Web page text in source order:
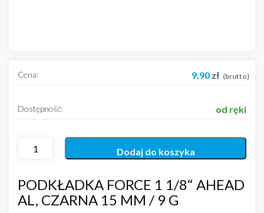
PODKŁADKA FORCE 1 1/8“ AHEAD
AL, CZARNA 15 MM / 9 G
Cena: 9,90 zł (brutto)
Dostępność: od ręki
Dodaj do koszyka